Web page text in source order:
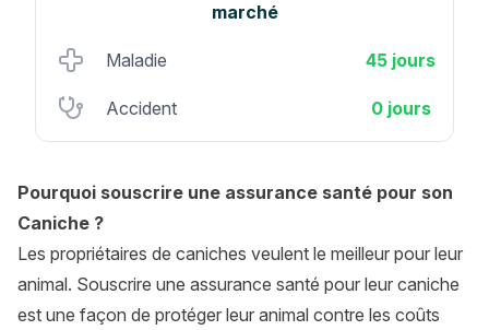
marché
Maladie 45 jours
Accident 0 jours
Pourquoi souscrire une assurance santé pour son
Caniche ?
Les propriétaires de caniches veulent le meilleur pour leur
animal. Souscrire une assurance santé pour leur caniche
est une façon de protéger leur animal contre les coûts